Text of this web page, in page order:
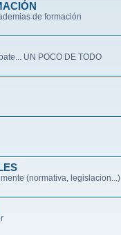
de formación
UN POCO DE TODO
(normativa, legislacion...)